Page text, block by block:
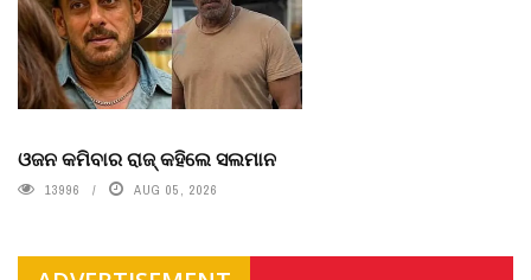
ଓଜନ କମିବାର ରାଜ୍ କହିଲେ ସଲମାନ
13996 AUG 05, 2026